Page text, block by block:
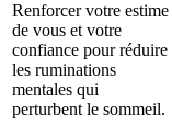
Renforcer votre estime
de vous et votre
confiance pour réduire
les ruminations
mentales qui
perturbent le sommeil.